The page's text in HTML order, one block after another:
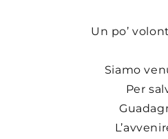
Un po’
Siamo
Per